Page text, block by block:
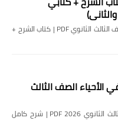
📘 تحميل كتاب الامتحان في اللغة العربية للصف الثالث الثانوي PDF | كتاب الشرح +
الأحياء الصف الثالث
📘 تحميل كتاب الامتحان في الأحياء الصف الثالث الثانوي 2026 PDF | شرح كامل